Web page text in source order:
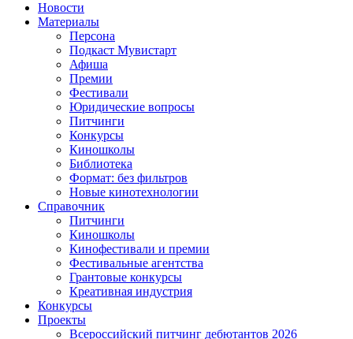
Новости
Материалы
Персона
Подкаст Мувистарт
Афиша
Премии
Фестивали
Юридические вопросы
Питчинги
Конкурсы
Киношколы
Библиотека
Формат: без фильтров
Новые кинотехнологии
Справочник
Питчинги
Киношколы
Кинофестивали и премии
Фестивальные агентства
Грантовые конкурсы
Креативная индустрия
Конкурсы
Проекты
Всероссийский питчинг дебютантов 2026